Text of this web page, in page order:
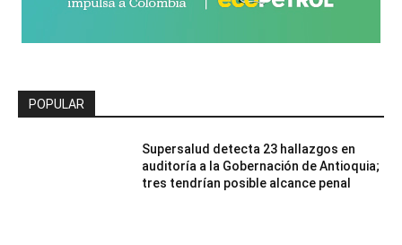
POPULAR
Supersalud detecta 23 hallazgos en
auditoría a la Gobernación de Antioquia;
tres tendrían posible alcance penal